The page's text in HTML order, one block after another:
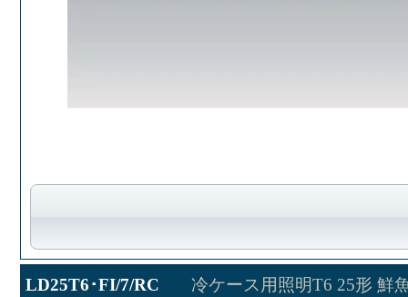
LD25T6･FI/7/RC 冷ケース用照明T6 25形 鮮